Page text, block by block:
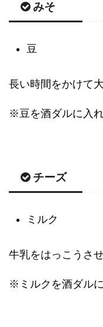
みそ
豆
長い時間をかけて
※豆を酒ダルに入
チーズ
ミルク
牛乳をはっこうさ
※ミルクを酒ダル